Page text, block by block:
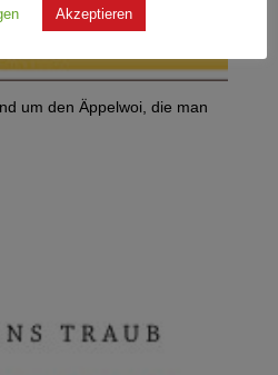
um den Äppelwoi, die man
Akzeptieren